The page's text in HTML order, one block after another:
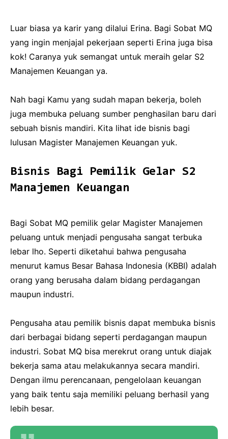
Luar biasa ya karir yang dilalui Erina. Bagi Sobat MQ
yang ingin menjajal pekerjaan seperti Erina juga bisa
kok! Caranya yuk semangat untuk meraih gelar S2
Manajemen Keuangan ya.
Nah bagi Kamu yang sudah mapan bekerja, boleh
juga membuka peluang sumber penghasilan baru dari
sebuah bisnis mandiri. Kita lihat ide bisnis bagi
lulusan Magister Manajemen Keuangan yuk.
Bisnis Bagi Pemilik Gelar S2
Manajemen Keuangan
Bagi Sobat MQ pemilik gelar Magister Manajemen
peluang untuk menjadi pengusaha sangat terbuka
lebar lho. Seperti diketahui bahwa pengusaha
menurut kamus Besar Bahasa Indonesia (KBBI) adalah
orang yang berusaha dalam bidang perdagangan
maupun industri.
Pengusaha atau pemilik bisnis dapat membuka bisnis
dari berbagai bidang seperti perdagangan maupun
industri. Sobat MQ bisa merekrut orang untuk diajak
bekerja sama atau melakukannya secara mandiri.
Dengan ilmu perencanaan, pengelolaan keuangan
yang baik tentu saja memiliki peluang berhasil yang
lebih besar.